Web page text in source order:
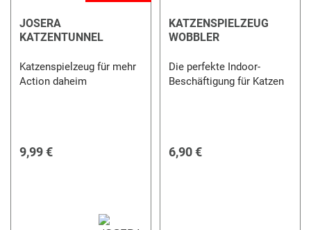
JOSERA
KATZENTUNNEL
Katzenspielzeug für mehr
Action daheim
9,99 €
KATZENSPIELZEUG
WOBBLER
Die perfekte Indoor-
Beschäftigung für Katzen
6,90 €